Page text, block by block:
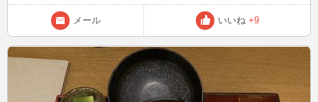
も頑張りましょうっ(`･ω･´)♡♡
メール いいね +9